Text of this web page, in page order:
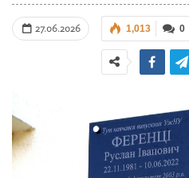
27.06.2026 0
1,013